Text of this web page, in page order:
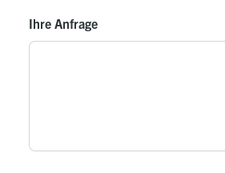
Ihre Anfrage